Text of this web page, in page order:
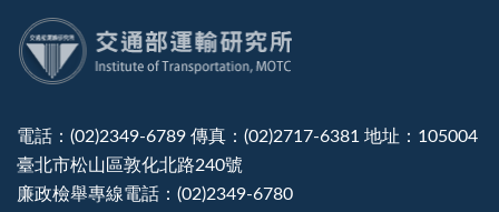
電話：(02)2349-6789 傳真：(02)2717-6381 地址：105004
臺北市松山區敦化北路240號
廉政檢舉專線電話：(02)2349-6780